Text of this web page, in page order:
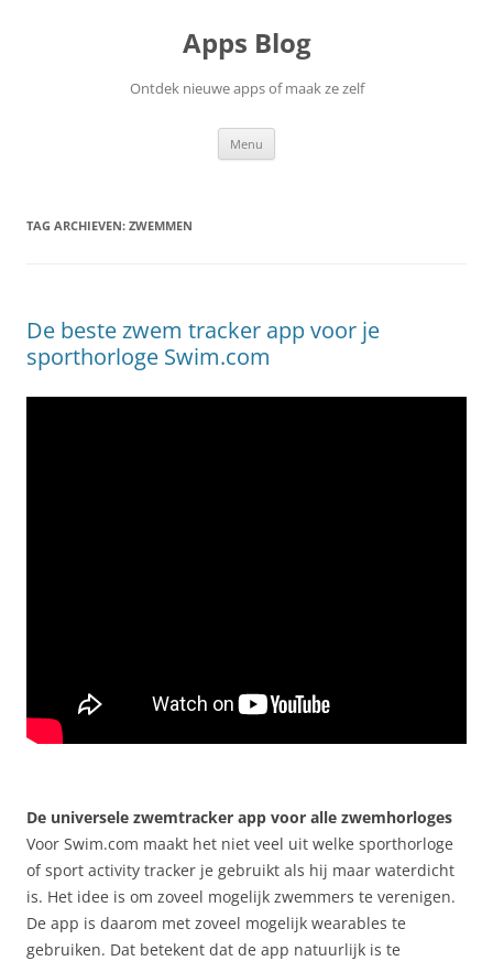
Apps Blog
Ontdek nieuwe apps of maak ze zelf
Menu
TAG ARCHIEVEN: ZWEMMEN
De beste zwem tracker app voor je
sporthorloge Swim.com
De universele zwemtracker app voor alle zwemhorloges
Voor Swim.com maakt het niet veel uit welke sporthorloge
of sport activity tracker je gebruikt als hij maar waterdicht
is. Het idee is om zoveel mogelijk zwemmers te verenigen.
De app is daarom met zoveel mogelijk wearables te
gebruiken. Dat betekent dat de app natuurlijk is te